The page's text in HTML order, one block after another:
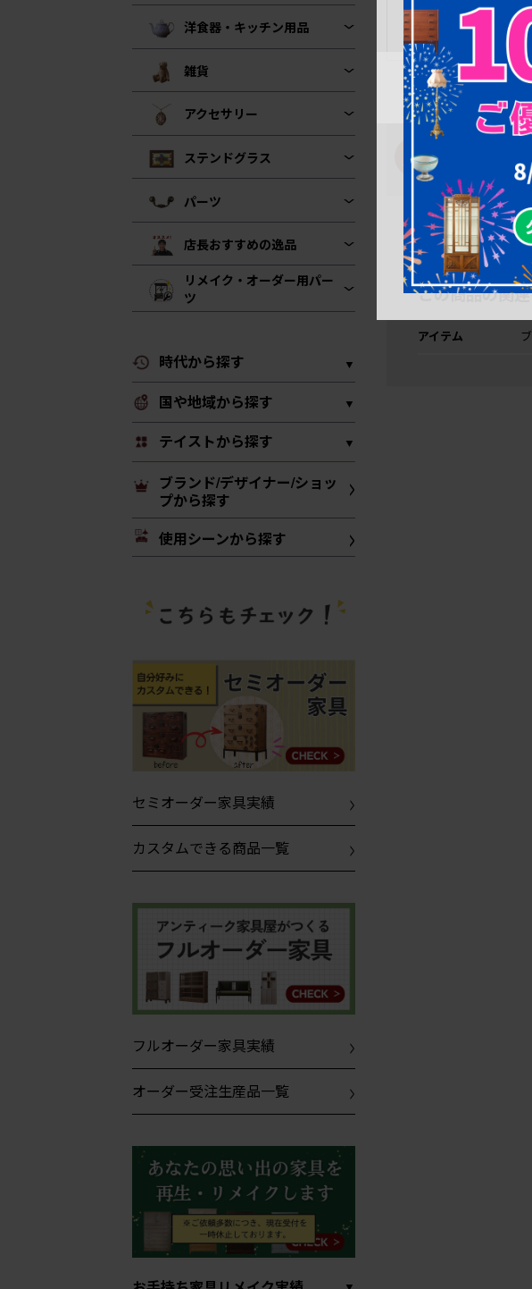
洋食器・キッチン用品
雑貨
アクセサリー
ステンドグラス
パーツ
店長おすすめの逸品
リメイク・オーダー用パー
ツ
時代から探す
国や地域から探す
テイストから探す
ブランド/デザイナー/ショッ
プから探す
使用シーンから探す
セミオーダー家具実績
カスタムできる商品一覧
フルオーダー家具実績
オーダー受注生産品一覧
■重量 約46kg
購入後も安心
フター修理サポ
この商品の関
アイテム